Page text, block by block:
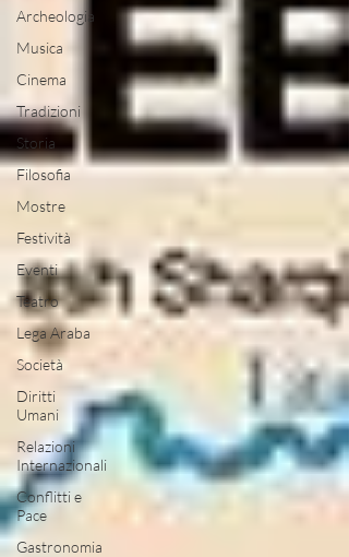
Archeologia
Musica
Cinema
Tradizioni
Storia
Filosofia
Mostre
Festività
Eventi
Teatro
Lega Araba
Società
Diritti
Umani
Relazioni
Internazionali
Conflitti e
Pace
Gastronomia